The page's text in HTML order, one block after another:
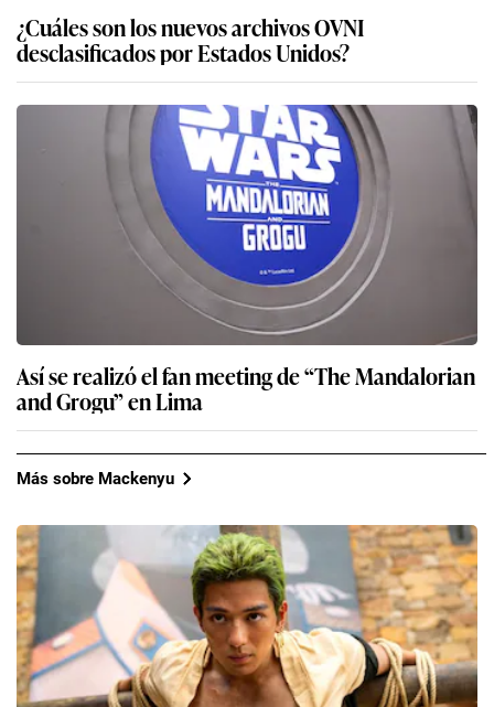
¿Cuáles son los nuevos archivos OVNI
desclasificados por Estados Unidos?
Así se realizó el fan meeting de “The Mandalorian
and Grogu” en Lima
Más sobre Mackenyu